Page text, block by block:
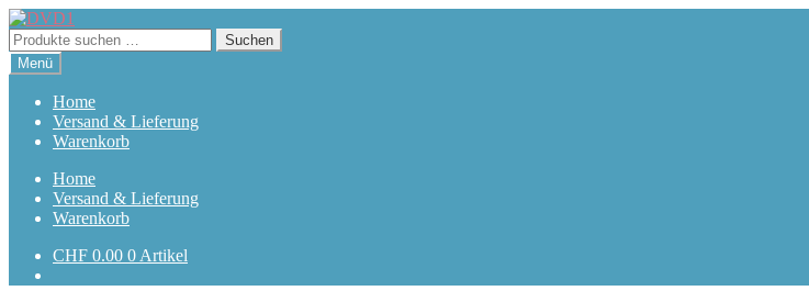
Zur
Navigation
springen
Zum
Inhalt
springen
Suchen
nach:
Suchen
Menü
Home
Versand & Lieferung
Warenkorb
Home
Versand & Lieferung
Warenkorb
CHF 0.00 0 Artikel